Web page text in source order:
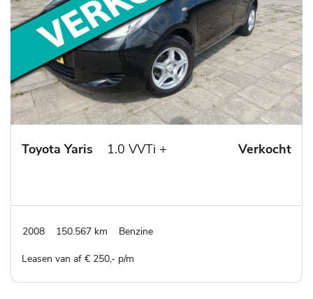
Toyota Yaris 1.0 VVTi + Verkocht
2008 150.567 km Benzine
Leasen van af € 250,- p/m